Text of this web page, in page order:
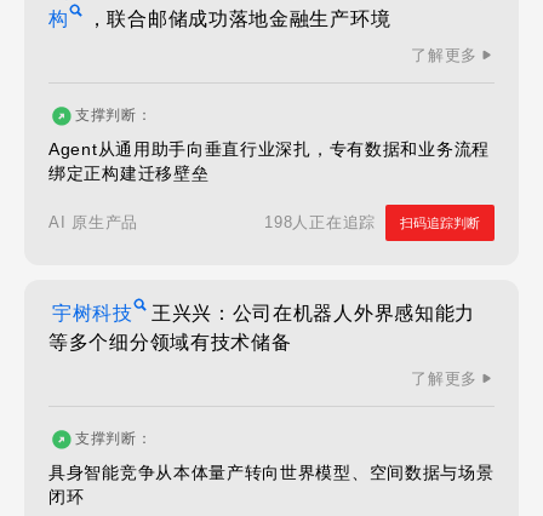
构
，联合邮储成功落地金融生产环境
了解更多
支撑判断：
Agent从通用助手向垂直行业深扎，专有数据和业务流程
绑定正构建迁移壁垒
AI 原生产品 198人正在追踪 扫码追踪判断
宇树科技
王兴兴：公司在机器人外界感知能力
等多个细分领域有技术储备
了解更多
支撑判断：
具身智能竞争从本体量产转向世界模型、空间数据与场景
闭环